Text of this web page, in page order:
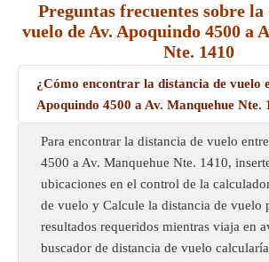
Preguntas frecuentes sobre
vuelo de Av. Apoquindo 4500 a
Nte. 1410
¿Cómo encontrar la distancia de vuelo
Apoquindo 4500 a Av. Manquehue Nte.
Para encontrar la distancia de vuelo
4500 a Av. Manquehue Nte. 1410,
ubicaciones en el control de la
de vuelo y Calcule la distancia de vuelo
resultados requeridos mientras viaja en
buscador de distancia de vuelo